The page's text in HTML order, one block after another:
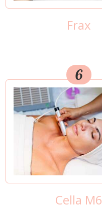
Frax
6
Cella M6